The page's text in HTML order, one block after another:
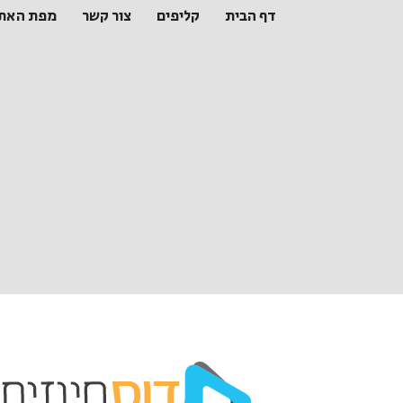
דף הבית קליפים צור קשר מפת